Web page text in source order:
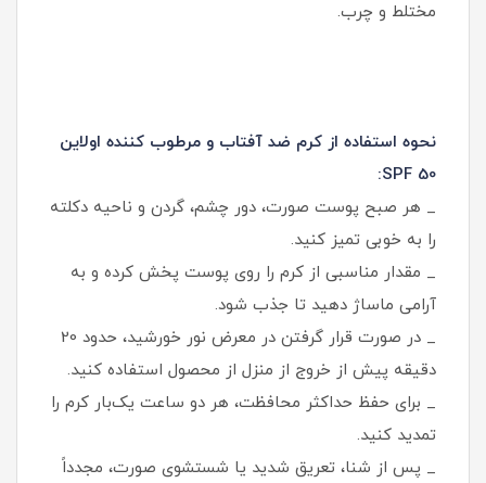
مختلط و چرب.
نحوه استفاده از کرم ضد آفتاب و مرطوب کننده اولاین
SPF 50:
_ هر صبح پوست صورت، دور چشم، گردن و ناحیه دکلته
را به خوبی تمیز کنید.
_ مقدار مناسبی از کرم را روی پوست پخش کرده و به
آرامی ماساژ دهید تا جذب شود.
_ در صورت قرار گرفتن در معرض نور خورشید، حدود 20
دقیقه پیش از خروج از منزل از محصول استفاده کنید.
_ برای حفظ حداکثر محافظت، هر دو ساعت یک‌بار کرم را
تمدید کنید.
_ پس از شنا، تعریق شدید یا شستشوی صورت، مجدداً